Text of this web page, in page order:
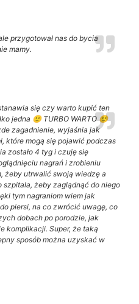
przygotował nas do bycia
mamy.
się czy warto kupić ten
jedna 🙂 TURBO WARTO 🙂
zagadnienie, wyjaśnia jak
które mogą się pojawić podczas
zostało 4 tyg i czuję się
nagrań i zrobieniu
żeby utrwalić swoją wiedzę a
żeby zaglądnąć do niego
tym nagraniom wiem jak
piersi, na co zwrócić uwagę, co
dobach po porodzie, jak
komplikacji. Super, że taką
sposób można uzyskać w